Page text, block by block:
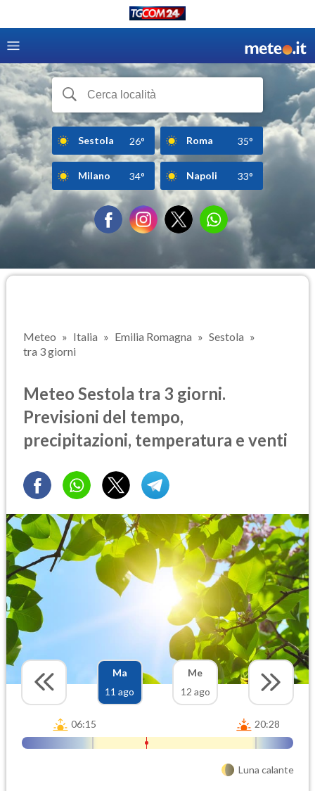
Sestola 26° Roma 35°
Milano 34° Napoli 33°
Meteo Italia Emilia Romagna
Sestola
tra 3 giorni
Meteo Sestola tra 3 giorni.
Previsioni del tempo,
precipitazioni, temperatura e venti
Ma
11 ago
Me
12 ago
06:15 20:28
Luna calante